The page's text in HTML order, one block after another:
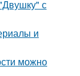
с
и
можно